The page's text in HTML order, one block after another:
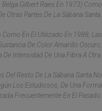
Gilbert Raes En 1973) Como
Otras Partes De La Sábana Santa.
En El Utilizado En 1988, Las
De Color Amarillo Oscuro,
De Intensidad De Una Fibra A Otra.
Del Resto De La Sábana Santa No
Los Estudiosos, De Una Forma
Frecuentemente En El Pasado.